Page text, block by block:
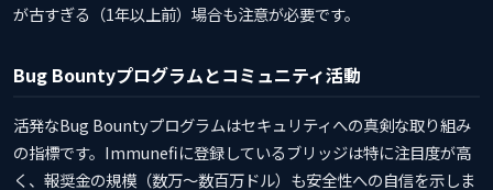
が古すぎる（1年以上前）場合も注意が必要です。
Bug Bountyプログラムとコミュニティ活動
活発なBug Bountyプログラムはセキュリティへの真剣な取り組み
の指標です。Immunefiに登録しているブリッジは特に注目度が高
く、報奨金の規模（数万〜数百万ドル）も安全性への自信を示しま